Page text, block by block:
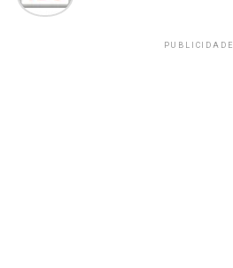
PUBLICIDADE